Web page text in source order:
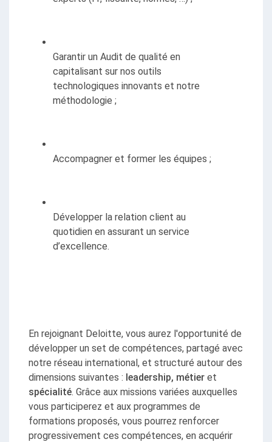
Garantir un Audit de qualité en
capitalisant sur nos outils
technologiques innovants et notre
méthodologie ;
Accompagner et former les équipes ;
Développer la relation client au
quotidien en assurant un service
d’excellence.
En rejoignant Deloitte, vous aurez l'opportunité de
développer un set de compétences, partagé avec
notre réseau international, et structuré autour des
dimensions suivantes : leadership, métier
spécialité. Grâce aux missions variées auxquelles
vous participerez et aux programmes de
formations proposés, vous pourrez renforcer
progressivement ces compétences, en acquérir